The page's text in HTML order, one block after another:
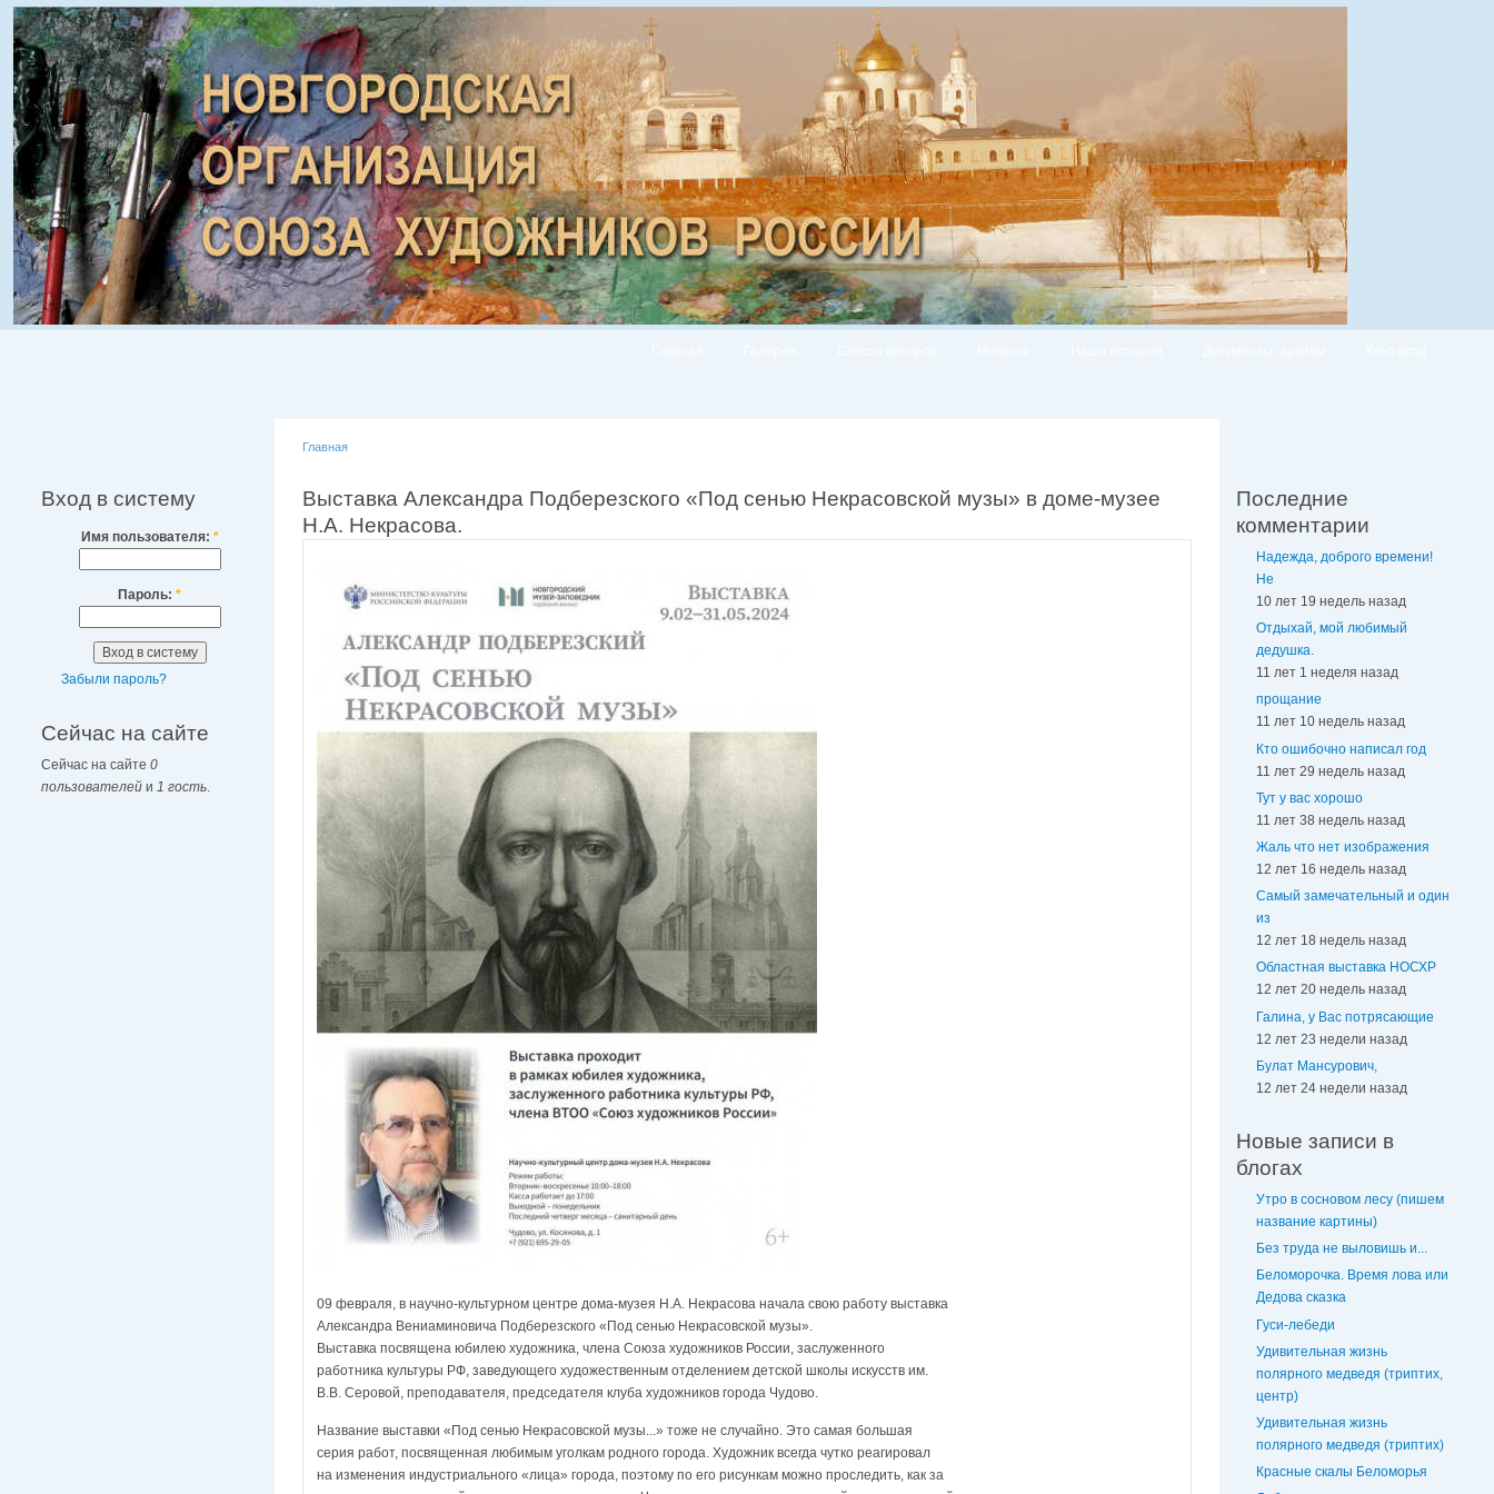
Вход в систему
Имя пользователя: *
Пароль: *
Забыли пароль?
Сейчас на сайте
Сейчас на сайте 0
пользователей и 1 гость
Главная
Выставка Александра Подберезского «Под сенью Некрасовской музы» в доме-музее
Н.А. Некрасова.
09 февраля, в научно-культурном центре дома-музея Н.А. Некрасова начала свою работу выставка
Александра Вениаминовича Подберезского «Под сенью Некрасовской музы».
Выставка посвящена юбилею художника, члена Союза художников России, заслуженного
работника культуры РФ, заведующего художественным отделением детской школы искусств им.
В.В. Серовой, преподавателя, председателя клуба художников города Чудово.
Название выставки «Под сенью Некрасовской музы...» тоже не случайно. Это самая большая
серия работ, посвященная любимым уголкам родного города. Художник всегда чутко реагировал
на изменения индустриального «лица» города, поэтому по его рисункам можно проследить, как за
Последние
комментарии
Надежда, доброго времени!
Не
10 лет 19 недель назад
Отдыхай, мой любимый
дедушка.
11 лет 1 неделя назад
прощание
11 лет 10 недель назад
Кто ошибочно написал год
11 лет 29 недель назад
Тут у вас хорошо
11 лет 38 недель назад
Жаль что нет изображения
12 лет 16 недель назад
Самый замечательный и один
из
12 лет 18 недель назад
Областная выставка НОСХР
12 лет 20 недель назад
Галина, у Вас потрясающие
12 лет 23 недели назад
Булат Мансурович,
12 лет 24 недели назад
Новые записи в
блогах
Утро в сосновом лесу (пишем
название картины)
Без труда не выловишь и...
Беломорочка. Время лова или
Дедова сказка
Гуси-лебеди
Удивительная жизнь
полярного медведя (триптих,
центр)
Удивительная жизнь
полярного медведя (триптих)
Красные скалы Беломорья